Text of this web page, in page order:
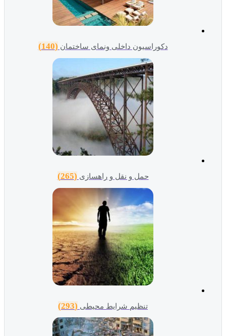
دکوراسیون داخلی ونمای ساختمان(140)
حمل و نقل و راهسازی (265)
تنظیم شرایط محیطی (293)